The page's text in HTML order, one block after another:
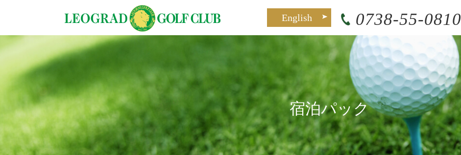
English 0738-55-0810
宿泊パック